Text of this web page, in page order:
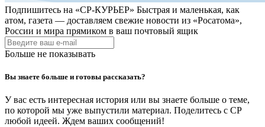
Подпишитесь на «СР-КУРЬЕР» Быстрая и маленькая, как
атом, газета — доставляем свежие новости из «Росатома»,
России и мира прямиком в ваш почтовый ящик
Больше не показывать
Вы знаете больше и готовы рассказать?
У вас есть интересная история или вы знаете больше о теме,
по которой мы уже выпустили материал. Поделитесь с СР
любой идеей. Ждем ваших сообщений!